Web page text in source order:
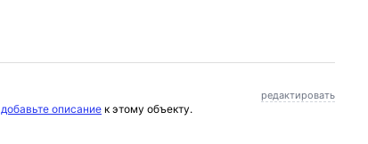
редактировать
добавьте описание к этому объекту.